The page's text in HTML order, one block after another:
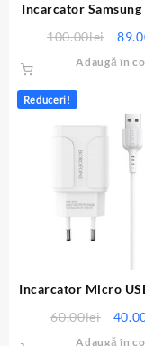
Incarcator
100.00lei
Adaugă în
Reduceri!
Incarcator Micro
60.00lei
inițial
Adaugă în